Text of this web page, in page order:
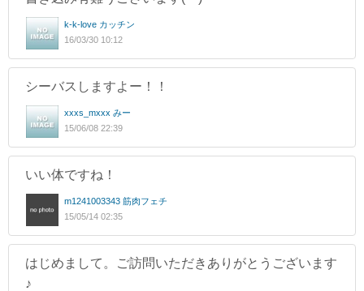
k-k-love カッチン
16/03/30 10:12
シーバスしますよー！！
xxxs_mxxx みー
15/06/08 22:39
いい体ですね！
m1241003343 筋肉フェチ
15/05/14 02:35
はじめまして。ご訪問いただきありがとうございます
♪